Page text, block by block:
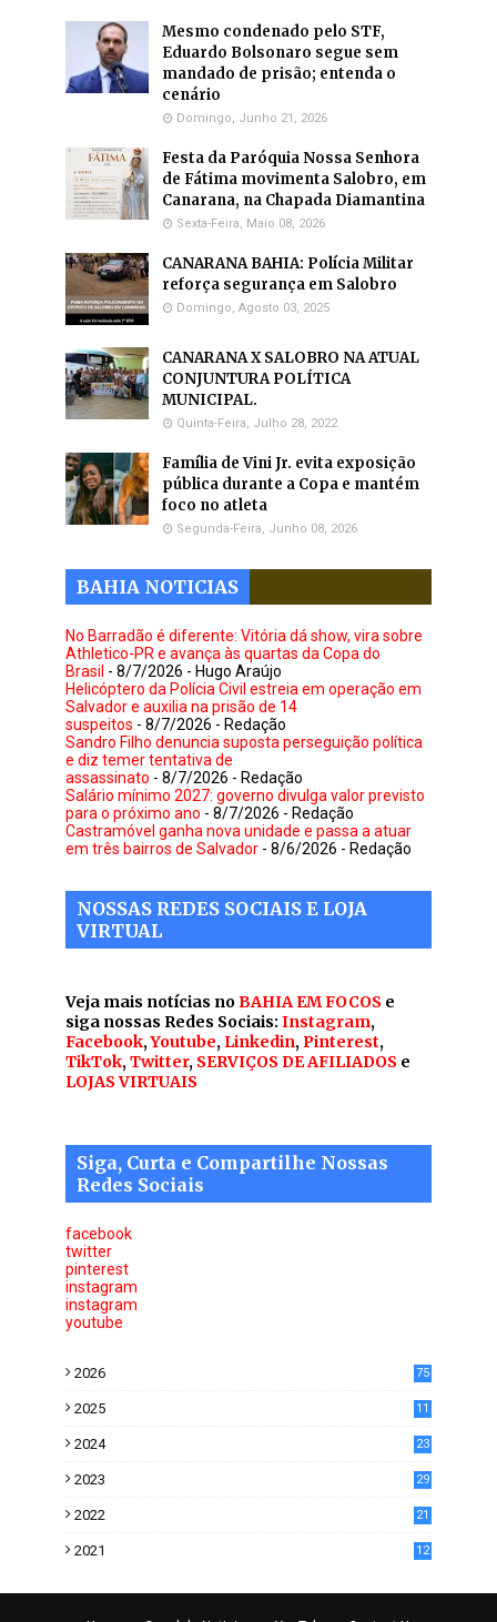
Mesmo condenado pelo STF,
Eduardo Bolsonaro segue sem
mandado de prisão; entenda o
cenário
Domingo, Junho 21, 2026
Festa da Paróquia Nossa Senhora
de Fátima movimenta Salobro, em
Canarana, na Chapada Diamantina
Sexta-Feira, Maio 08, 2026
CANARANA BAHIA: Polícia Militar
reforça segurança em Salobro
Domingo, Agosto 03, 2025
CANARANA X SALOBRO NA ATUAL
CONJUNTURA POLÍTICA
MUNICIPAL.
Quinta-Feira, Julho 28, 2022
Família de Vini Jr. evita exposição
pública durante a Copa e mantém
foco no atleta
Segunda-Feira, Junho 08, 2026
BAHIA NOTICIAS
No Barradão é diferente: Vitória dá show, vira sobre
Athletico-PR e avança às quartas da Copa do
Brasil - 8/7/2026 - Hugo Araújo
Helicóptero da Polícia Civil estreia em operação em
Salvador e auxilia na prisão de 14
suspeitos - 8/7/2026 - Redação
Sandro Filho denuncia suposta perseguição política
e diz temer tentativa de
assassinato - 8/7/2026 - Redação
Salário mínimo 2027: governo divulga valor previsto
para o próximo ano - 8/7/2026 - Redação
Castramóvel ganha nova unidade e passa a atuar
em três bairros de Salvador - 8/6/2026 - Redação
NOSSAS REDES SOCIAIS E LOJA
VIRTUAL
Veja mais notícias noBAHIA EM FOCOS e
siga nossas Redes Sociais: Instagram,
Facebook,Youtube, Linkedin,Pinterest,
TikTok,Twitter, SERVIÇOS DE AFILIADOS e
LOJAS VIRTUAIS
Siga, Curta e Compartilhe Nossas
Redes Sociais
facebook
twitter
pinterest
instagram
instagram
youtube
2026 75
2025
11
2024
23
2023
29
2022
21
2021
12